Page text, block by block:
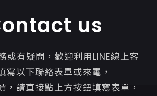
us
或有疑問，歡迎利用LINE線上客
寫以下聯絡表單或來電，
，請直接點上方按鈕填寫表單，